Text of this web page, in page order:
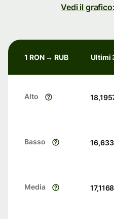
Vedi il
1 RON → RUB Ultimi
Alto
Basso
Media 17,1168